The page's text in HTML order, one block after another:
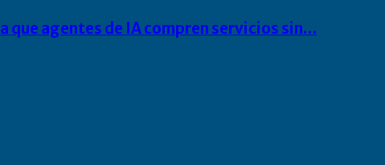
agentes de IA compren servicios sin…